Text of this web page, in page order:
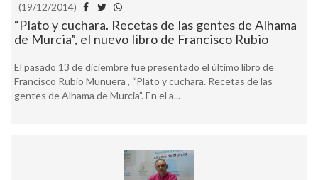
(19/12/2014)
“Plato y cuchara. Recetas de las gentes de Alhama
de Murcia”, el nuevo libro de Francisco Rubio
El pasado 13 de diciembre fue presentado el último libro de
Francisco Rubio Munuera , “Plato y cuchara. Recetas de las
gentes de Alhama de Murcia”. En el a...